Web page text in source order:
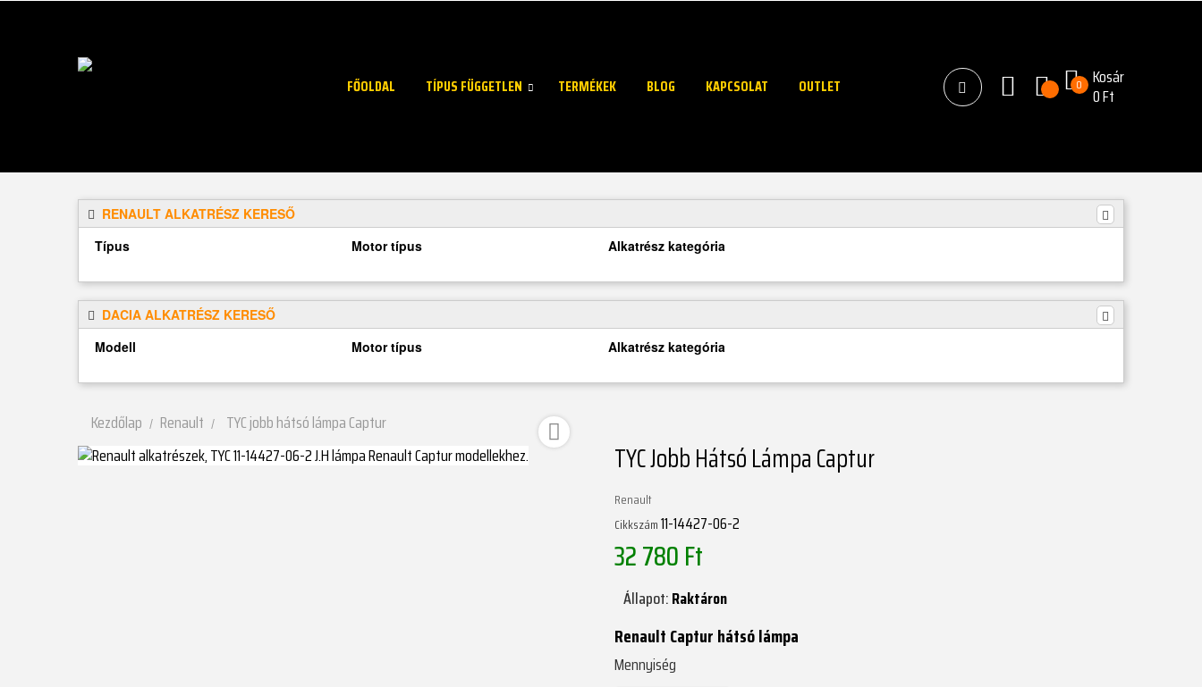
FŐOLDAL TÍPUS FÜGGETLEN TERMÉKEK BLOG KAPCSOLAT OUTLET 0 Kosár
0 Ft
RENAULT ALKATRÉSZ KERESŐ
Típus
Motor típus Alkatrész kategória
DACIA ALKATRÉSZ KERESŐ
Modell
Motor típus Alkatrész kategória
Kezdőlap Renault TYC jobb hátsó lámpa Captur 
TYC Jobb Hátsó Lámpa Captur
Renault
Cikkszám11-14427-06-2
32 780 Ft
Állapot:Raktáron
Renault Captur hátsó lámpa
Mennyiség